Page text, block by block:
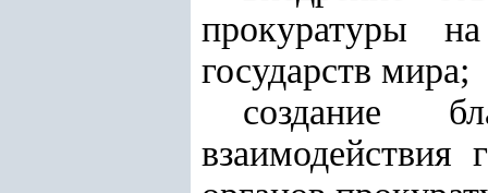
прокуратуры
государств мира;
создание
взаимодействия